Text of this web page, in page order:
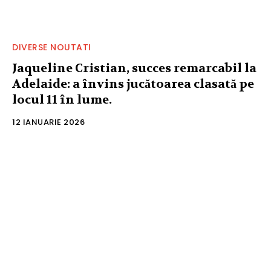
DIVERSE NOUTATI
Jaqueline Cristian, succes remarcabil la
Adelaide: a învins jucătoarea clasată pe
locul 11 în lume.
12 IANUARIE 2026